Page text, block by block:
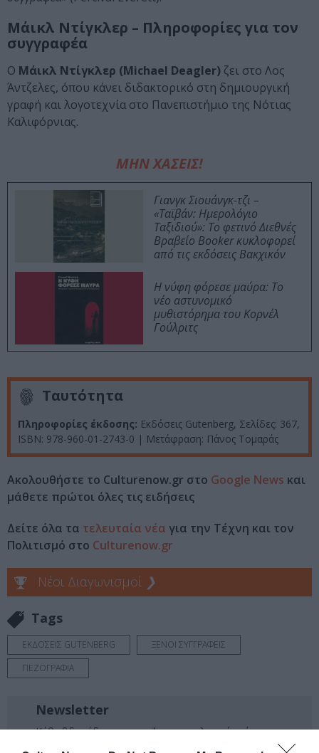
Μάικλ Ντίγκλερ – Πληροφορίες για τον
συγγραφέα
Ο Μάικλ Ντίγκλερ (Michael Deagler) ζει στο Λος
Άντζελες, όπου κάνει διδακτορικό στη δημιουργική
γραφή και λογοτεχνία στο Πανεπιστήμιο της Νότιας
Καλιφόρνιας.
ΜΗΝ ΧΑΣΕΙΣ!
Γιανγκ Σιουάνγκ-τζι –
«Ταϊβάν: Ημερολόγιο
Ταξιδιού»: Το φετινό Διεθνές
Βραβείο Booker κυκλοφορεί
από τις εκδόσεις Βακχικόν
Η νύφη φόρεσε μαύρα: Το
νέο αστυνομικό
μυθιστόρημα του Κορνέλ
Γούλριτς
Ταυτότητα
Πληροφορίες έκδοσης: Εκδόσεις Gutenberg, Σελίδες: 367,
ISBN: 978-960-01-2743-0 | Μετάφραση: Πάνος Τομαράς
Ακολουθήστε το Culturenow.gr στο Google News και
μάθετε πρώτοι όλες τις ειδήσεις
Δείτε όλα τα τελευταία νέα για την Τέχνη και τον
Πολιτισμό στο Culturenow.gr
Νέοι Διαγωνισμοί ❯
Tags
ΕΚΔΟΣΕΙΣ GUTENBERG
ΞΕΝΟΙ ΣΥΓΓΡΑΦΕΙΣ
ΠΕΖΟΓΡΑΦΙΑ
Newsletter
Κάθε βδομάδα στο e-mail σας τα τελευταία νέα για